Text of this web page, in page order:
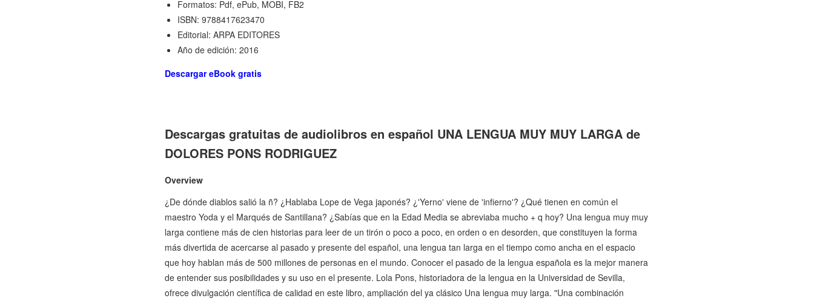
Formatos: Pdf, ePub, MOBI, FB2
ISBN: 9788417623470
Editorial: ARPA EDITORES
Año de edición: 2016
Descargar eBook gratis
Descargas gratuitas de audiolibros en español UNA LENGUA MUY MUY LARGA de
DOLORES PONS RODRIGUEZ
Overview
¿De dónde diablos salió la ñ? ¿Hablaba Lope de Vega japonés? ¿'Yerno' viene de 'infierno'? ¿Qué tienen en común el
maestro Yoda y el Marqués de Santillana? ¿Sabías que en la Edad Media se abreviaba mucho + q hoy? Una lengua muy muy
larga contiene más de cien historias para leer de un tirón o poco a poco, en orden o en desorden, que constituyen la forma
más divertida de acercarse al pasado y presente del español, una lengua tan larga en el tiempo como ancha en el espacio
que hoy hablan más de 500 millones de personas en el mundo. Conocer el pasado de la lengua española es la mejor manera
de entender sus posibilidades y su uso en el presente. Lola Pons, historiadora de la lengua en la Universidad de Sevilla,
ofrece divulgación científica de calidad en este libro, ampliación del ya clásico Una lengua muy larga. "Una combinación